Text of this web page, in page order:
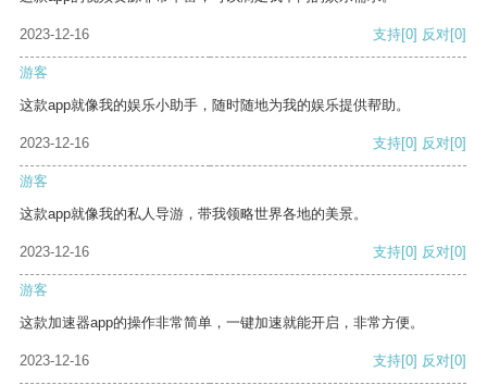
2023-12-16 支持[0] 反对[0]
游客
这款app就像我的娱乐小助手，随时随地为我的娱乐提供帮助。
2023-12-16 支持[0] 反对[0]
游客
这款app就像我的私人导游，带我领略世界各地的美景。
2023-12-16 支持[0] 反对[0]
游客
这款加速器app的操作非常简单，一键加速就能开启，非常方便。
2023-12-16 支持[0] 反对[0]